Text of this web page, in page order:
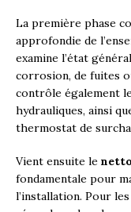
La première phase
approfondie de
examine l’état
corrosion, de fuites
contrôle également
hydrauliques, ainsi
thermostat de
Vient ensuite le
fondamentale pour
l’installation. Pour